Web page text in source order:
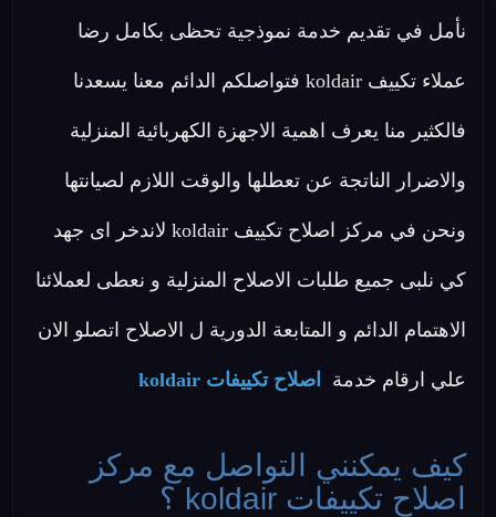
نأمل في تقديم خدمة نموذجية تحظى بكامل رضا
عملاء تكييف koldair فتواصلكم الدائم معنا يسعدنا
فالكثير منا يعرف اهمية الاجهزة الكهربائية المنزلية
والاضرار الناتجة عن تعطلها والوقت اللازم لصيانتها
ونحن في مركز اصلاح تكييف koldair لاندخر اى جهد
كي نلبى جميع طلبات الاصلاح المنزلية و نعطى لعملائنا
الاهتمام الدائم و المتابعة الدورية ل الاصلاح اتصلو الان
علي ارقام خدمة اصلاح تكييفات koldair
كيف يمكنني التواصل مع مركز
اصلاح تكييفات koldair ؟